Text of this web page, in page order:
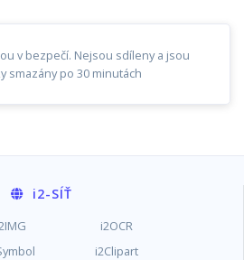
v bezpečí. Nejsou sdíleny a jsou
smazány po 30 minutách
i2-SÍŤ
i2OCR
i2Clipart